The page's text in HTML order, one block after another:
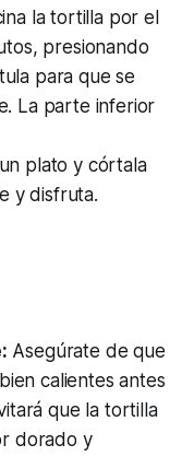
la tortilla por el
presionando
para que se
La parte inferior
plato y córtala
y disfruta.
Asegúrate de que
calientes antes
que la tortilla
dorado y